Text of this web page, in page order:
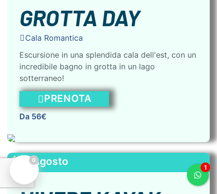
GROTTA DAY
Cala Romantica
Escursione in una splendida cala dell'est, con un
incredibile bagno in grotta in un lago
sotterraneo!
PRENOTA
Da 56€
18Agosto
0